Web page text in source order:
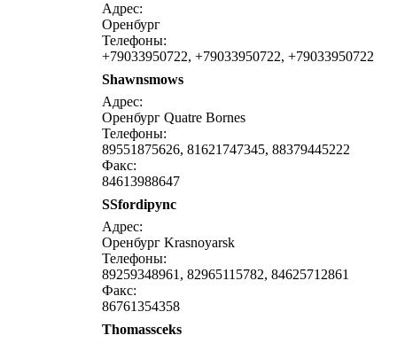
Адрес:
Оренбург
Телефоны:
+79033950722, +79033950722, +79033950722
Shawnsmows
Адрес:
Оренбург Quatre Bornes
Телефоны:
89551875626, 81621747345, 88379445222
Факс:
84613988647
SSfordipync
Адрес:
Оренбург Krasnoyarsk
Телефоны:
89259348961, 82965115782, 84625712861
Факс:
86761354358
Thomassceks